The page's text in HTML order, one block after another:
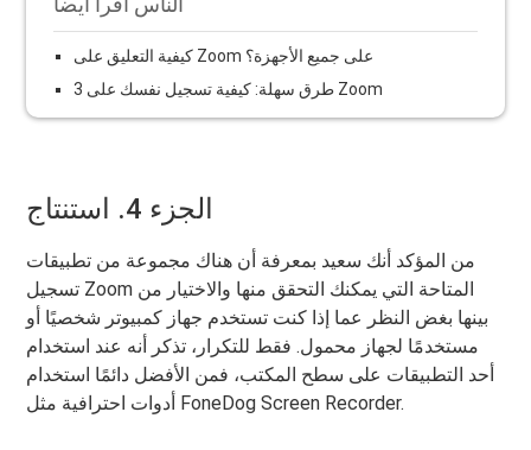
كيفية التعليق على Zoom على جميع الأجهزة؟
3 طرق سهلة: كيفية تسجيل نفسك على Zoom
الجزء 4. استنتاج
من المؤكد أنك سعيد بمعرفة أن هناك مجموعة من تطبيقات
تسجيل Zoom المتاحة التي يمكنك التحقق منها والاختيار من
بينها بغض النظر عما إذا كنت تستخدم جهاز كمبيوتر شخصيًا أو
مستخدمًا لجهاز محمول. فقط للتكرار، تذكر أنه عند استخدام
أحد التطبيقات على سطح المكتب، فمن الأفضل دائمًا استخدام
أدوات احترافية مثل FoneDog Screen Recorder.